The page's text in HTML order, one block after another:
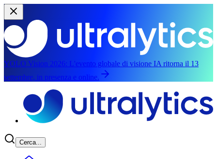
YOLO Vision 2026: L'evento globale di visione IA ritorna il 13
settembre, in presenza e online.
Cerca...